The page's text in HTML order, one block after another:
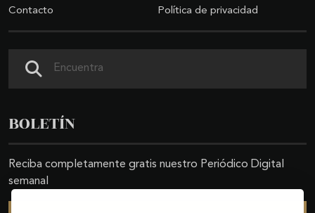
Contacto Política de privacidad
BOLETÍN
Reciba completamente gratis nuestro Periódico Digital
semanal